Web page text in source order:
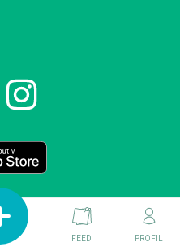
FEED PROFIL